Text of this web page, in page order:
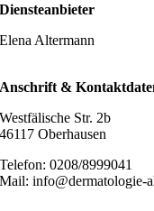
Diensteanbieter
Elena Altermann
Anschrift &
Westfälische Str. 2b
46117 Oberhausen
Telefon: 0208/8999041
Mail: info@dermatologie-